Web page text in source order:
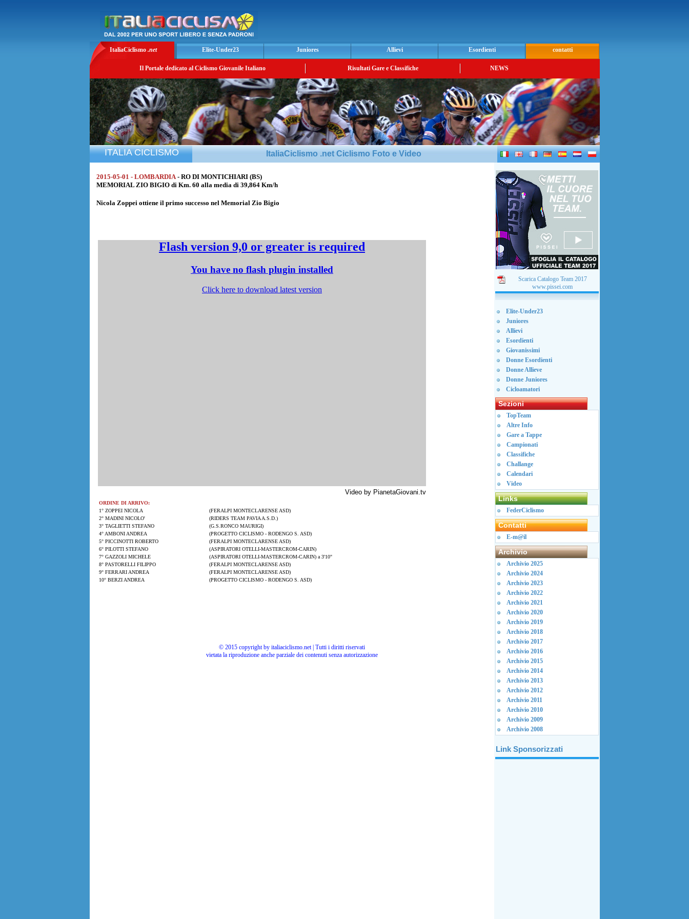
ItaliaCiclismo .net Elite-Under23 Juniores Allievi Esordienti contatti
Il Portale dedicato al Ciclismo Giovanile Italiano Risultati Gare e Classifiche NEWS
ITALIA CICLISMO ItaliaCiclismo .net Ciclismo Foto e Video
2015-05-01 - LOMBARDIA - RO DI MONTICHIARI (BS)
MEMORIAL ZIO BIGIO di Km. 60 alla media di 39,864 Km/h
Nicola Zoppei ottiene il primo successo nel Memorial Zio Bigio
Video by PianetaGiovani.tv
ORDINE DI ARRIVO:
1° ZOPPEI NICOLA
(FERALPI MONTECLARENSE ASD)
2° MADINI NICOLO'
(RIDERS TEAM PAVIA A.S.D.)
3° TAGLIETTI STEFANO
(G.S.RONCO MAURIGI)
4° AMBONI ANDREA
(PROGETTO CICLISMO - RODENGO S. ASD)
5° PICCINOTTI ROBERTO
(FERALPI MONTECLARENSE ASD)
6° PILOTTI STEFANO
(ASPIRATORI OTELLI-MASTERCROM-CARIN)
7° GAZZOLI MICHELE
(ASPIRATORI OTELLI-MASTERCROM-CARIN) a 3'10"
8° PASTORELLI FILIPPO
(FERALPI MONTECLARENSE ASD)
9° FERRARI ANDREA
(FERALPI MONTECLARENSE ASD)
10° BERZI ANDREA
(PROGETTO CICLISMO - RODENGO S. ASD)
© 2015 copyright by italiaciclismo.net | Tutti i diritti riservati
vietata la riproduzione anche parziale dei contenuti senza autorizzazione
Scarica Catalogo Team 2017
www.pissei.com
Elite-Under23
Juniores
Allievi
Esordienti
Giovanissimi
Donne Esordienti
Donne Allieve
Donne Juniores
Cicloamatori
Sezioni
TopTeam
Altre Info
Gare a Tappe
Campionati
Classifiche
Challange
Calendari
Video
Links
FederCiclismo
Contatti
E-m@il
Archivio
Archivio 2025
Archivio 2024
Archivio 2023
Archivio 2022
Archivio 2021
Archivio 2020
Archivio 2019
Archivio 2018
Archivio 2017
Archivio 2016
Archivio 2015
Archivio 2014
Archivio 2013
Archivio 2012
Archivio 2011
Archivio 2010
Archivio 2009
Archivio 2008
Link Sponsorizzati